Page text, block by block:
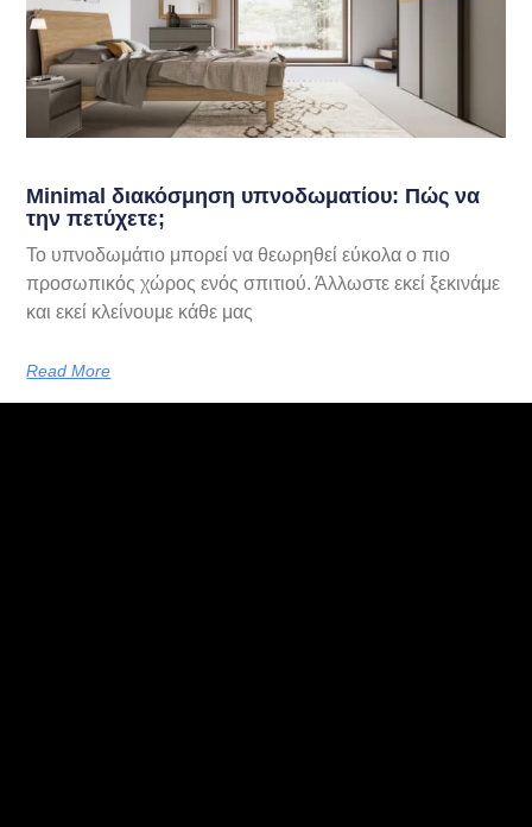
Minimal διακόσμηση υπνοδωματίου: Πώς να
την πετύχετε;
Το υπνοδωμάτιο μπορεί να θεωρηθεί εύκολα ο πιο
προσωπικός χώρος ενός σπιτιού. Άλλωστε εκεί ξεκινάμε
και εκεί κλείνουμε κάθε μας
Read More